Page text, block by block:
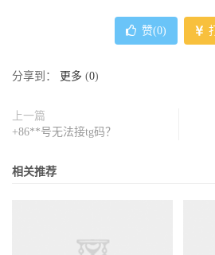
赞(0)
分享到： 更多 (0)
上一篇
+86**号无法接tg码？
相关推荐